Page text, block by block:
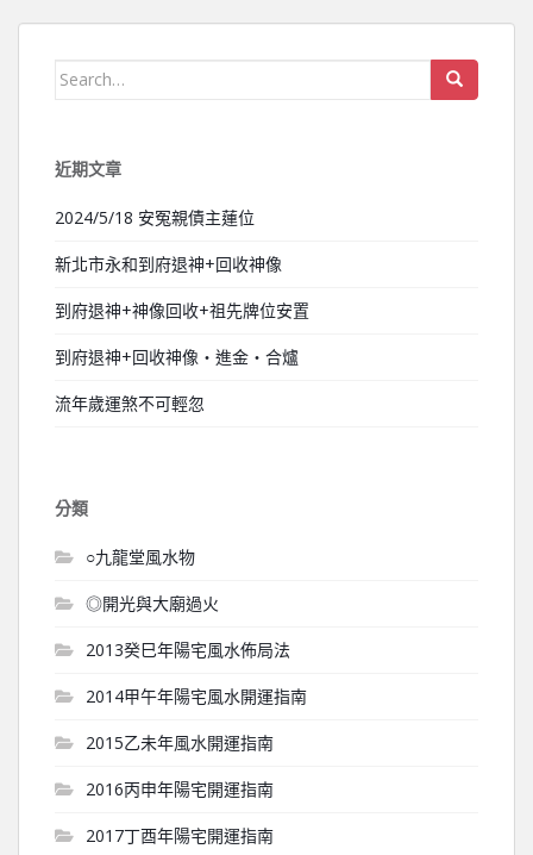
Search for:
近期文章
2024/5/18 安冤親債主蓮位
新北市永和到府退神+回收神像
到府退神+神像回收+祖先牌位安置
到府退神+回收神像‧進金‧合爐
流年歲運煞不可輕忽
分類
○九龍堂風水物
◎開光與大廟過火
2013癸巳年陽宅風水佈局法
2014甲午年陽宅風水開運指南
2015乙未年風水開運指南
2016丙申年陽宅開運指南
2017丁酉年陽宅開運指南